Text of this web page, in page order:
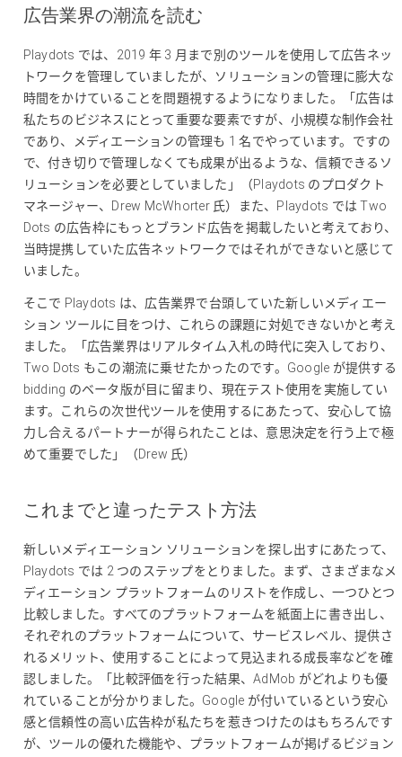
広告業界の潮流を読む
Playdots では、2019 年 3 月まで別のツールを使用して広告ネッ
トワークを管理していましたが、ソリューションの管理に膨大な
時間をかけていることを問題視するようになりました。「広告は
私たちのビジネスにとって重要な要素ですが、小規模な制作会社
であり、メディエーションの管理も 1 名でやっています。ですの
で、付き切りで管理しなくても成果が出るような、信頼できるソ
リューションを必要としていました」（Playdots のプロダクト
マネージャー、Drew McWhorter 氏）また、Playdots では Two
Dots の広告枠にもっとブランド広告を掲載したいと考えており、
当時提携していた広告ネットワークではそれができないと感じて
いました。
そこで Playdots は、広告業界で台頭していた新しいメディエー
ション ツールに目をつけ、これらの課題に対処できないかと考え
ました。「広告業界はリアルタイム入札の時代に突入しており、
Two Dots もこの潮流に乗せたかったのです。Google が提供する
bidding のベータ版が目に留まり、現在テスト使用を実施してい
ます。これらの次世代ツールを使用するにあたって、安心して協
力し合えるパートナーが得られたことは、意思決定を行う上で極
めて重要でした」（Drew 氏）
これまでと違ったテスト方法
新しいメディエーション ソリューションを探し出すにあたって、
Playdots では 2 つのステップをとりました。まず、さまざまなメ
ディエーション プラットフォームのリストを作成し、一つひとつ
比較しました。すべてのプラットフォームを紙面上に書き出し、
それぞれのプラットフォームについて、サービスレベル、提供さ
れるメリット、使用することによって見込まれる成長率などを確
認しました。「比較評価を行った結果、AdMob がどれよりも優
れていることが分かりました。Google が付いているという安心
感と信頼性の高い広告枠が私たちを惹きつけたのはもちろんです
が、ツールの優れた機能や、プラットフォームが掲げるビジョン